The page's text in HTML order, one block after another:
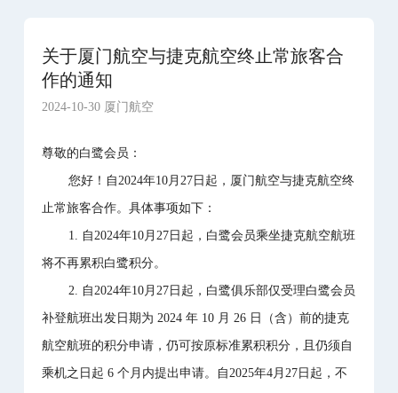
关于厦门航空与捷克航空终止常旅客合
作的通知
2024-10-30 厦门航空
尊敬的白鹭会员：
您好！自2024年10月27日起，厦门航空与捷克航空终
止常旅客合作。具体事项如下：
1. 自2024年10月27日起，白鹭会员乘坐捷克航空航班
将不再累积白鹭积分。
2. 自2024年10月27日起，白鹭俱乐部仅受理白鹭会员
补登航班出发日期为 2024 年 10 月 26 日（含）前的捷克
航空航班的积分申请，仍可按原标准累积积分，且仍须自
乘机之日起 6 个月内提出申请。自2025年4月27日起，不